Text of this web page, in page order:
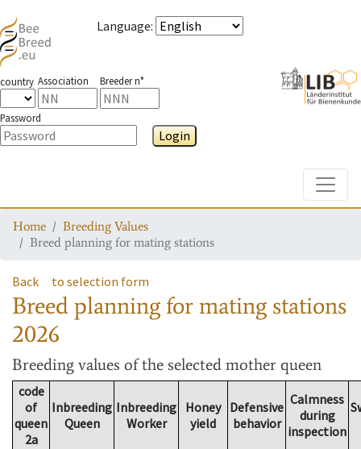
Language:
country Association Breeder n°
Password
Login
Home
Breeding Values
Breed planning for mating stations
Back to selection form
Breed planning for mating stations
2026
Breeding values of the selected mother queen
code
of
queen
2a
Inbreeding
Queen
Inbreeding
Worker
Honey
yield
Defensive
behavior
Calmness
during
inspection